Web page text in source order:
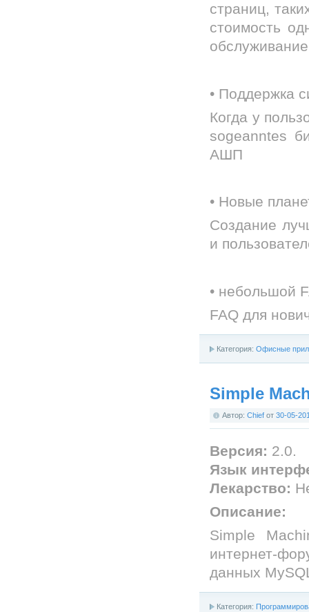
страниц,
стоимость
• Поддержка
Когда у
sogeanntes
АШП
• Новые
Создание
и
• небольшой
FAQ для
Категория: Офисные
Simple
Автор: Chief от 30-05-
Версия: 2.0.
Язык
Лекарство:
Описание:
Simple
интернет-
данных
Категория: